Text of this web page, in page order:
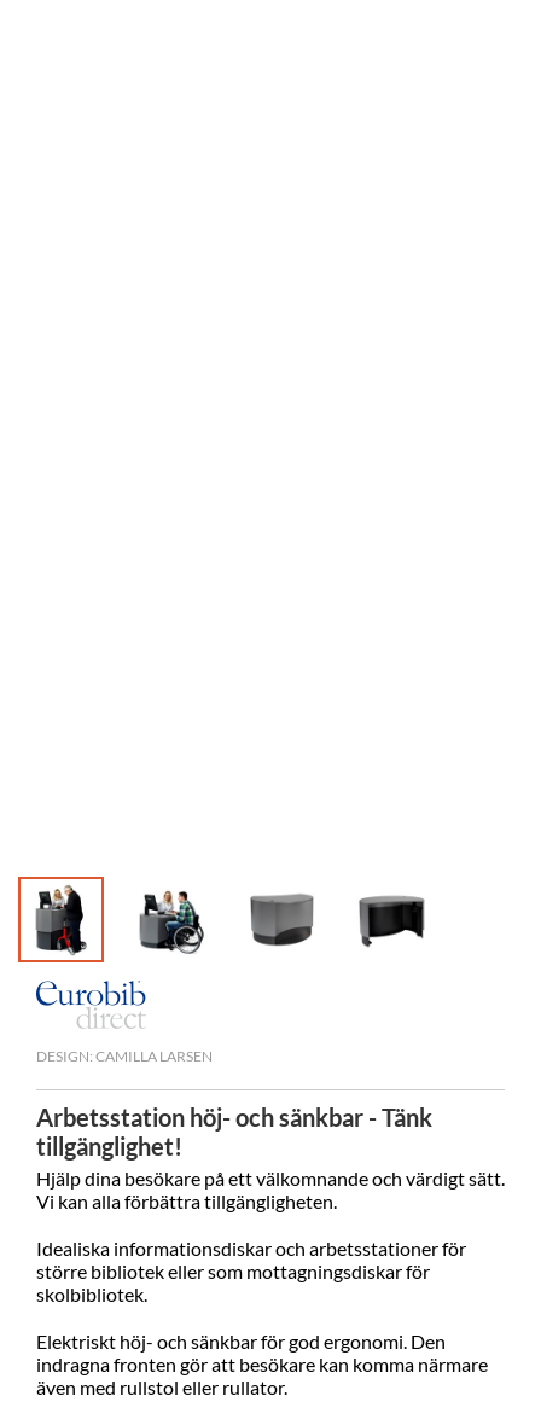
DESIGN: CAMILLA LARSEN
Arbetsstation höj- och sänkbar - Tänk
tillgänglighet!
Hjälp dina besökare på ett välkomnande och värdigt sätt.
Vi kan alla förbättra tillgängligheten.
Idealiska informationsdiskar och arbetsstationer för
större bibliotek eller som mottagningsdiskar för
skolbibliotek.
Elektriskt höj- och sänkbar för god ergonomi. Den
indragna fronten gör att besökare kan komma närmare
även med rullstol eller rullator.